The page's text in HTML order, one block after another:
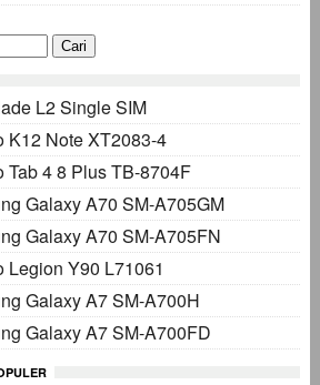
L2 Single SIM
K12 Note XT2083-4
4 8 Plus TB-8704F
Galaxy A70 SM-A705GM
Galaxy A70 SM-A705FN
Y90 L71061
Galaxy A7 SM-A700H
Galaxy A7 SM-A700FD